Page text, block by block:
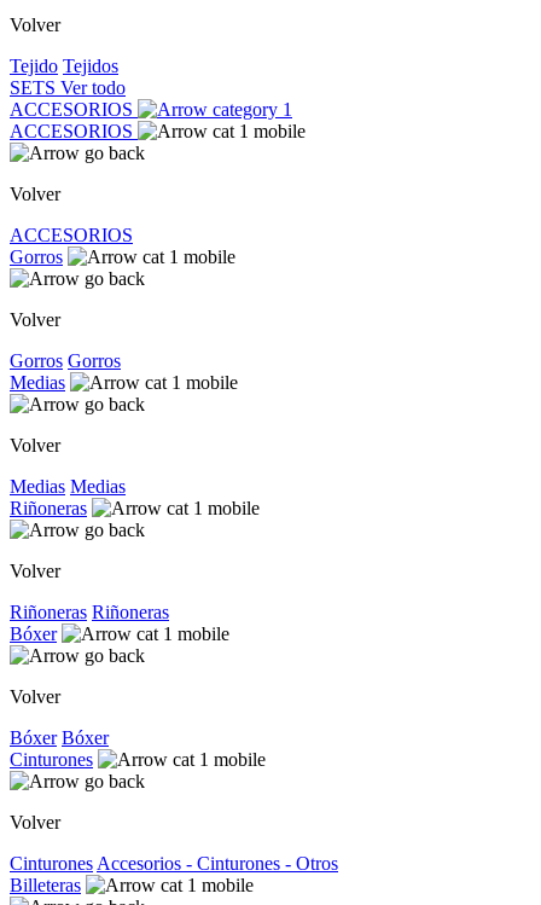
Volver
Tejido Tejidos
SETS Ver todo
ACCESORIOS
ACCESORIOS
Volver
ACCESORIOS
Gorros
Volver
Gorros Gorros
Medias
Volver
Medias Medias
Riñoneras
Volver
Riñoneras Riñoneras
Bóxer
Volver
Bóxer Bóxer
Cinturones
Volver
Cinturones Accesorios - Cinturones - Otros
Billeteras